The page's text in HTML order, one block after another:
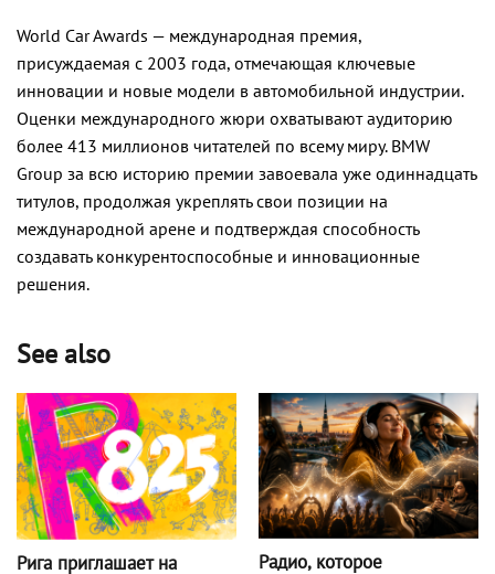
World Car Awards — международная премия,
присуждаемая с 2003 года, отмечающая ключевые
инновации и новые модели в автомобильной индустрии.
Оценки международного жюри охватывают аудиторию
более 413 миллионов читателей по всему миру. BMW
Group за всю историю премии завоевала уже одиннадцать
титулов, продолжая укреплять свои позиции на
международной арене и подтверждая способность
создавать конкурентоспособные и инновационные
решения.
See also
Рига приглашает на Радио, которое